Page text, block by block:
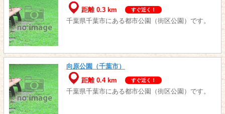
距離 0.3 km
すぐ近く！
千葉県千葉市にある都市公園（街区公園）です。
向原公園（千葉市）
距離 0.4 km
すぐ近く！
千葉県千葉市にある都市公園（街区公園）です。